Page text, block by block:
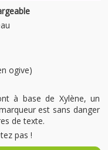
ogive)
à base de Xylène, un
est sans danger
de texte.
pas !